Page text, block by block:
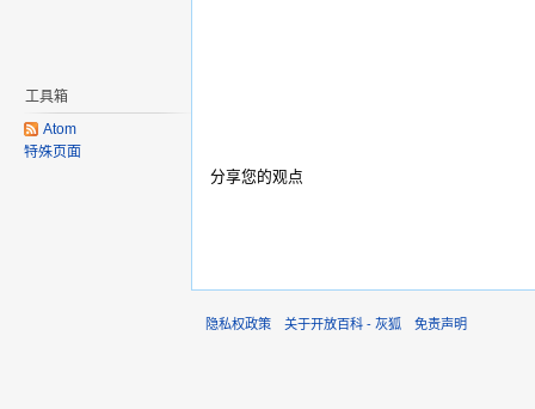
分享您的观点
工具箱
Atom
特殊页面